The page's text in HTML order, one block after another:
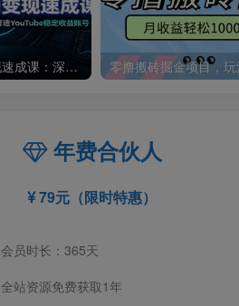
不露脸油管AI变现速成课：深挖高CPM盈利领域，零出镜打造YouTube稳定收益账号
年费合伙人
79元（限时特惠）
会员时长：365天
全站资源免费获取1年